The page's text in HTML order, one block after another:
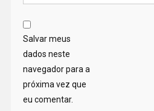
Salvar meus
dados neste
navegador para a
próxima vez que
eu comentar.